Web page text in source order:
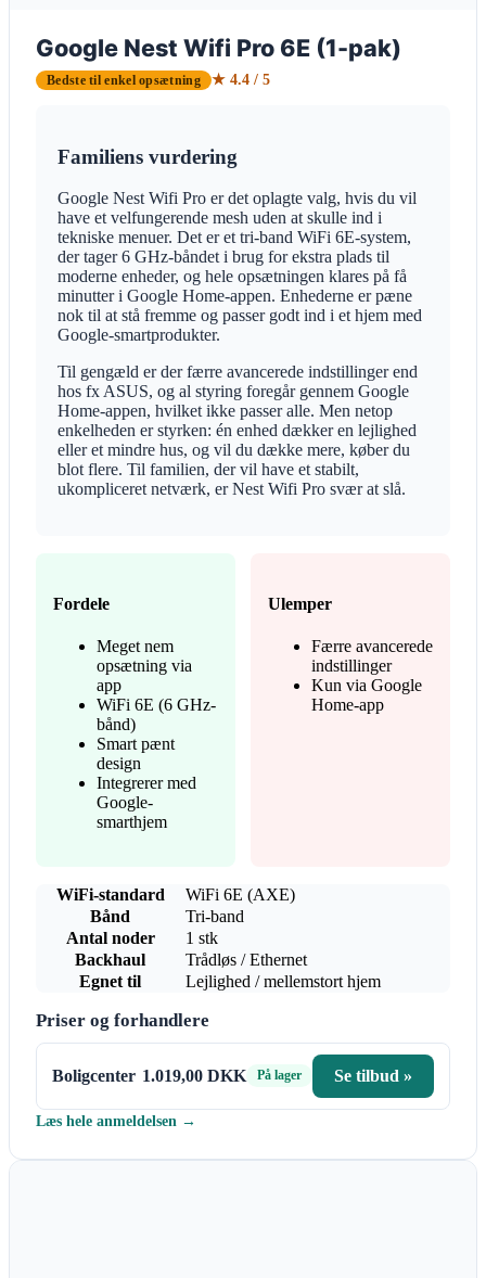
Google Nest Wifi Pro 6E (1-pak)
Bedste til enkel opsætning ★ 4.4 / 5
Familiens vurdering
Google Nest Wifi Pro er det oplagte valg, hvis du vil
have et velfungerende mesh uden at skulle ind i
tekniske menuer. Det er et tri-band WiFi 6E-system,
der tager 6 GHz-båndet i brug for ekstra plads til
moderne enheder, og hele opsætningen klares på få
minutter i Google Home-appen. Enhederne er pæne
nok til at stå fremme og passer godt ind i et hjem med
Google-smartprodukter.
Til gengæld er der færre avancerede indstillinger end
hos fx ASUS, og al styring foregår gennem Google
Home-appen, hvilket ikke passer alle. Men netop
enkelheden er styrken: én enhed dækker en lejlighed
eller et mindre hus, og vil du dække mere, køber du
blot flere. Til familien, der vil have et stabilt,
ukompliceret netværk, er Nest Wifi Pro svær at slå.
Fordele
Meget nem
opsætning via
app
WiFi 6E (6 GHz-
bånd)
Smart pænt
design
Integrerer med
Google-
smarthjem
Ulemper
Færre avancerede
indstillinger
Kun via Google
Home-app
WiFi-standard
WiFi 6E (AXE)
Bånd
Tri-band
Antal noder
1 stk
Backhaul
Trådløs / Ethernet
Egnet til
Lejlighed / mellemstort hjem
Priser og forhandlere
Boligcenter 1.019,00 DKK På lager Se tilbud »
Læs hele anmeldelsen →